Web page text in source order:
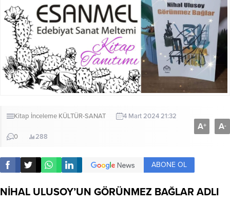
Kitap İnceleme KÜLTÜR-SANAT 4 Mart 2024 21:32
0 288
A+ A-
ABONE OL
NİHAL ULUSOY’UN GÖRÜNMEZ BAĞLAR ADLI